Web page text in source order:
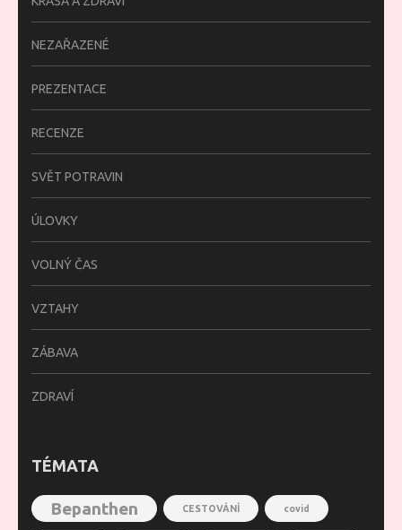
NEZAŘAZENÉ
PREZENTACE
RECENZE
SVĚT POTRAVIN
ÚLOVKY
VOLNÝ ČAS
VZTAHY
ZÁBAVA
ZDRAVÍ
TÉMATA
Bepanthen CESTOVÁNÍ covid